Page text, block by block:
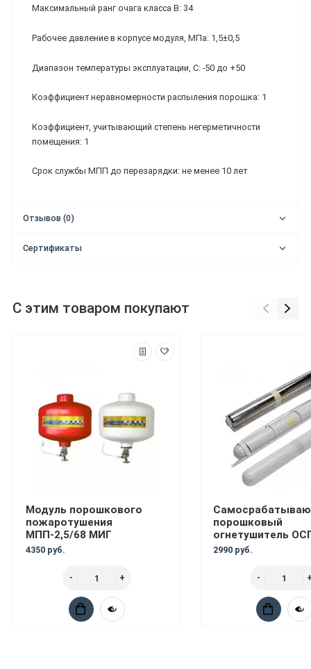
Максимальный ранг очага класса В: 34
Рабочее давление в корпусе модуля, МПа: 1,5±0,5
Диапазон температуры эксплуатации, С: -50 до +50
Коэффициент неравномерности распыления порошка: 1
Коэффициент, учитывающий степень негерметичности
помещения: 1
Срок службы МПП до перезарядки: не менее 10 лет
Отзывов (0)
Сертификаты
С этим товаром покупают
Модуль порошкового
пожаротушения
МПП-2,5/68 МИГ
4350 руб.
порошковый
огнетушитель
2990 руб.